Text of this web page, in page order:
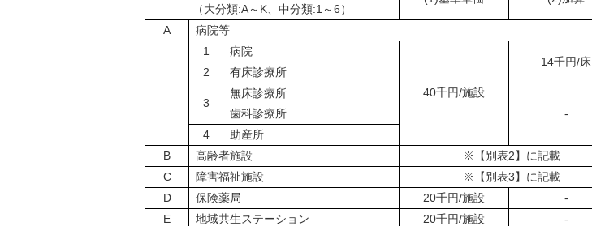
（大分類:A～K、中分類:1～6）
A
病院等
1
病院
40千円/施設
14千円/床
2
有床診療所
3
無床診療所
歯科診療所
-
4
助産所
B
高齢者施設
※【別表2】に記載
C
障害福祉施設
※【別表3】に記載
D
保険薬局 20千円/施設
-
E
地域共生ステーション 20千円/施設
-